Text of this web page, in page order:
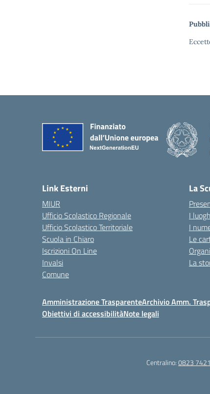
Link Esterni
MIUR
Ufficio Scolastico Regionale
Ufficio Scolastico Territoriale
Scuola in Chiaro
Iscrizioni On Line
Invalsi
Comune
La
I
I
Le
La
Amministrazione TrasparenteArchivio Amm.
Obiettivi di accessibilitàNote legali
Centralino:0823